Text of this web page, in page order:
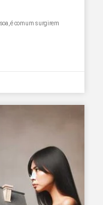
é comum surgirem